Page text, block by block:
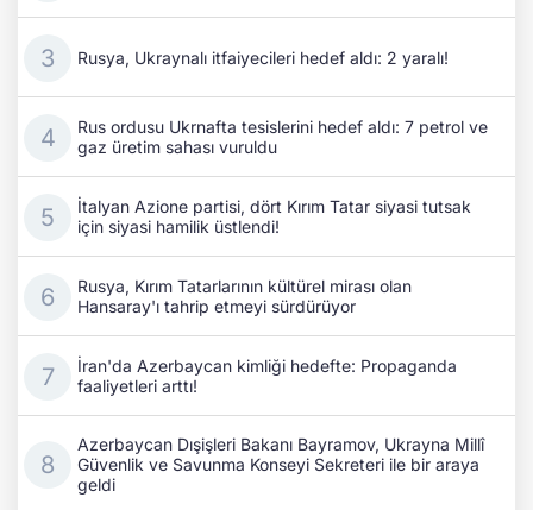
Rusya, Ukraynalı itfaiyecileri hedef aldı: 2 yaralı!
Rus ordusu Ukrnafta tesislerini hedef aldı: 7 petrol ve
gaz üretim sahası vuruldu
İtalyan Azione partisi, dört Kırım Tatar siyasi tutsak
için siyasi hamilik üstlendi!
Rusya, Kırım Tatarlarının kültürel mirası olan
Hansaray'ı tahrip etmeyi sürdürüyor
İran'da Azerbaycan kimliği hedefte: Propaganda
faaliyetleri arttı!
Azerbaycan Dışişleri Bakanı Bayramov, Ukrayna Millî
Güvenlik ve Savunma Konseyi Sekreteri ile bir araya
geldi